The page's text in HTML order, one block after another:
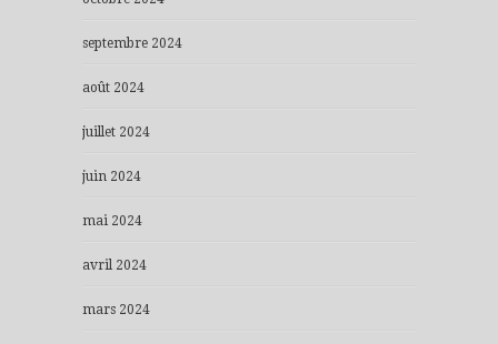
septembre 2024
août 2024
juillet 2024
juin 2024
mai 2024
avril 2024
mars 2024